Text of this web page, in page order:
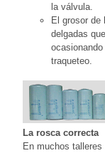
la válvula.
El grosor de
delgadas
traqueteo.
La rosca correcta
En muchos